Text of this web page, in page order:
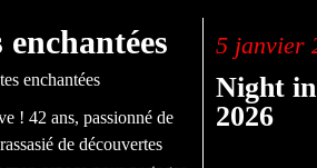
! 42 ans, passionné de
de découvertes
5 janvier
Night
2026